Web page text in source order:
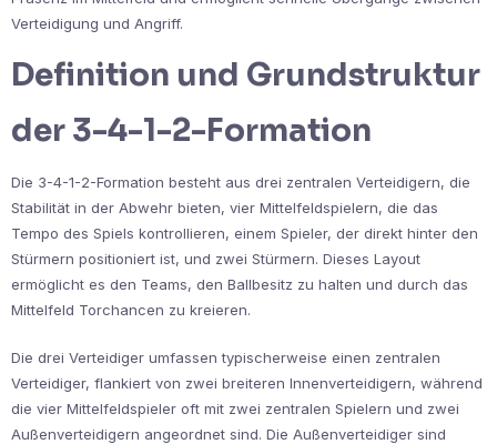
Verteidigung und Angriff.
Definition und Grundstruktur
der 3-4-1-2-Formation
Die 3-4-1-2-Formation besteht aus drei zentralen Verteidigern, die
Stabilität in der Abwehr bieten, vier Mittelfeldspielern, die das
Tempo des Spiels kontrollieren, einem Spieler, der direkt hinter den
Stürmern positioniert ist, und zwei Stürmern. Dieses Layout
ermöglicht es den Teams, den Ballbesitz zu halten und durch das
Mittelfeld Torchancen zu kreieren.
Die drei Verteidiger umfassen typischerweise einen zentralen
Verteidiger, flankiert von zwei breiteren Innenverteidigern, während
die vier Mittelfeldspieler oft mit zwei zentralen Spielern und zwei
Außenverteidigern angeordnet sind. Die Außenverteidiger sind